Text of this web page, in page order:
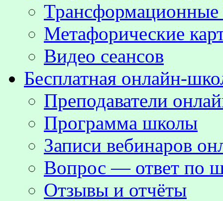
Метафорические
Видео сеансов
Бесплатная онлайн-
Преподаватели
Программа школы
Записи вебинаров
Вопрос — ответ по
Отзывы и отчёты